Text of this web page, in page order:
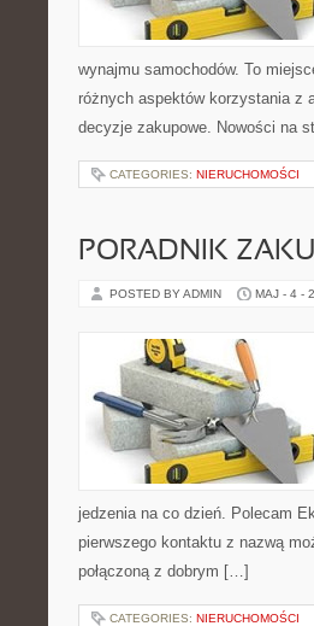
wynajmu samochodów. To
różnych aspektów korzystania z
decyzje zakupowe. Nowości na
CATEGORIES: NIERUCHOMOŚCI
PORADNIK
POSTED BY ADMIN MAJ - 4 -
jedzenia na co dzień. Polecam
pierwszego kontaktu z nazwą
połączoną z dobrym […]
CATEGORIES: NIERUCHOMOŚCI